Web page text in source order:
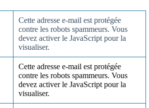
Cette adresse e-mail est protégée
contre les robots spammeurs. Vous
devez activer le JavaScript pour la
visualiser.
Cette adresse e-mail est protégée
contre les robots spammeurs. Vous
devez activer le JavaScript pour la
visualiser.